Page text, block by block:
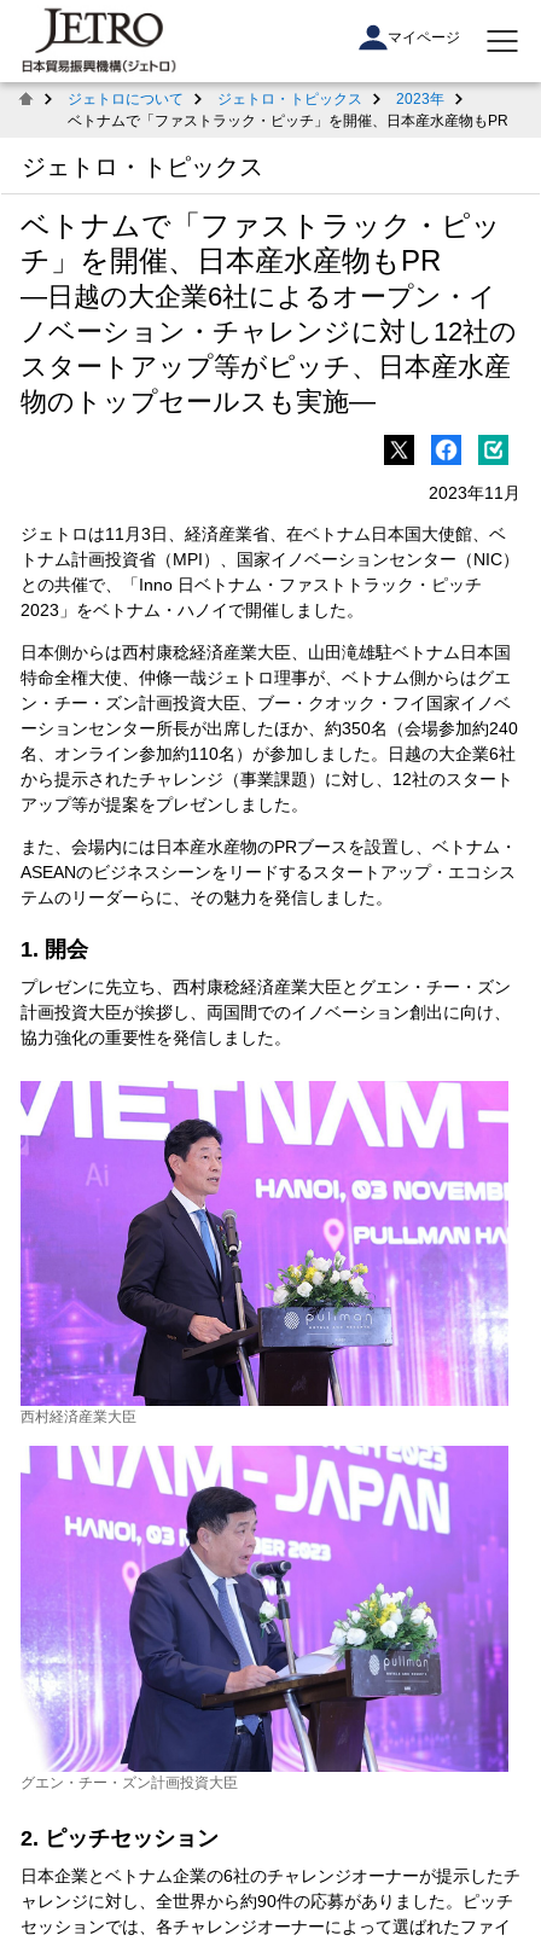
マイページ
ジェトロについて ジェトロ・トピックス
2023年
ベトナムで「ファストラック・ピッチ」を開催、日本産水産物もPR
ジェトロ・トピックス
ベトナムで「ファストラック・ピッ
チ」を開催、日本産水産物もPR
―日越の大企業6社によるオープン・イ
ノベーション・チャレンジに対し12社の
スタートアップ等がピッチ、日本産水産
物のトップセールスも実施―
2023年11月
ジェトロは11月3日、経済産業省、在ベトナム日本国大使館、ベ
トナム計画投資省（MPI）、国家イノベーションセンター（NIC）
との共催で、「Inno 日ベトナム・ファストトラック・ピッチ
2023」をベトナム・ハノイで開催しました。
日本側からは西村康稔経済産業大臣、山田滝雄駐ベトナム日本国
特命全権大使、仲條一哉ジェトロ理事が、ベトナム側からはグエ
ン・チー・ズン計画投資大臣、ブー・クオック・フイ国家イノベ
ーションセンター所長が出席したほか、約350名（会場参加約240
名、オンライン参加約110名）が参加しました。日越の大企業6社
から提示されたチャレンジ（事業課題）に対し、12社のスタート
アップ等が提案をプレゼンしました。
また、会場内には日本産水産物のPRブースを設置し、ベトナム・
ASEANのビジネスシーンをリードするスタートアップ・エコシス
テムのリーダーらに、その魅力を発信しました。
1. 開会
プレゼンに先立ち、西村康稔経済産業大臣とグエン・チー・ズン
計画投資大臣が挨拶し、両国間でのイノベーション創出に向け、
協力強化の重要性を発信しました。
西村経済産業大臣
グエン・チー・ズン計画投資大臣
2. ピッチセッション
日本企業とベトナム企業の6社のチャレンジオーナーが提示したチ
ャレンジに対し、全世界から約90件の応募がありました。ピッチ
セッションでは、各チャレンジオーナーによって選ばれたファイ